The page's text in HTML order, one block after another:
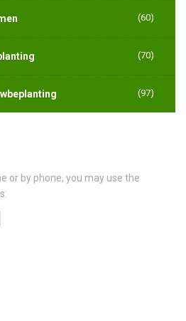
(60)
(70)
(97)
or by phone, you may use the